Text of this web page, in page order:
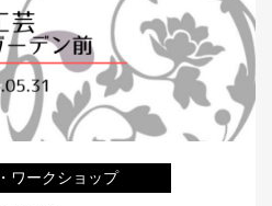
ワークショップ